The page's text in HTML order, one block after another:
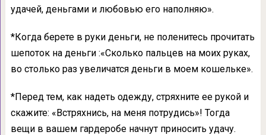
удачей, деньгами и любовью его наполняю».
*Когда берете в руки деньги, не поленитесь прочитать
шепоток на деньги :«Сколько пальцев на моих руках,
во столько раз увеличатся деньги в моем кошельке».
*Перед тем, как надеть одежду, стряхните ее рукой и
скажите: «Встряхнись, на меня потрудись»! Тогда
вещи в вашем гардеробе начнут приносить удачу.